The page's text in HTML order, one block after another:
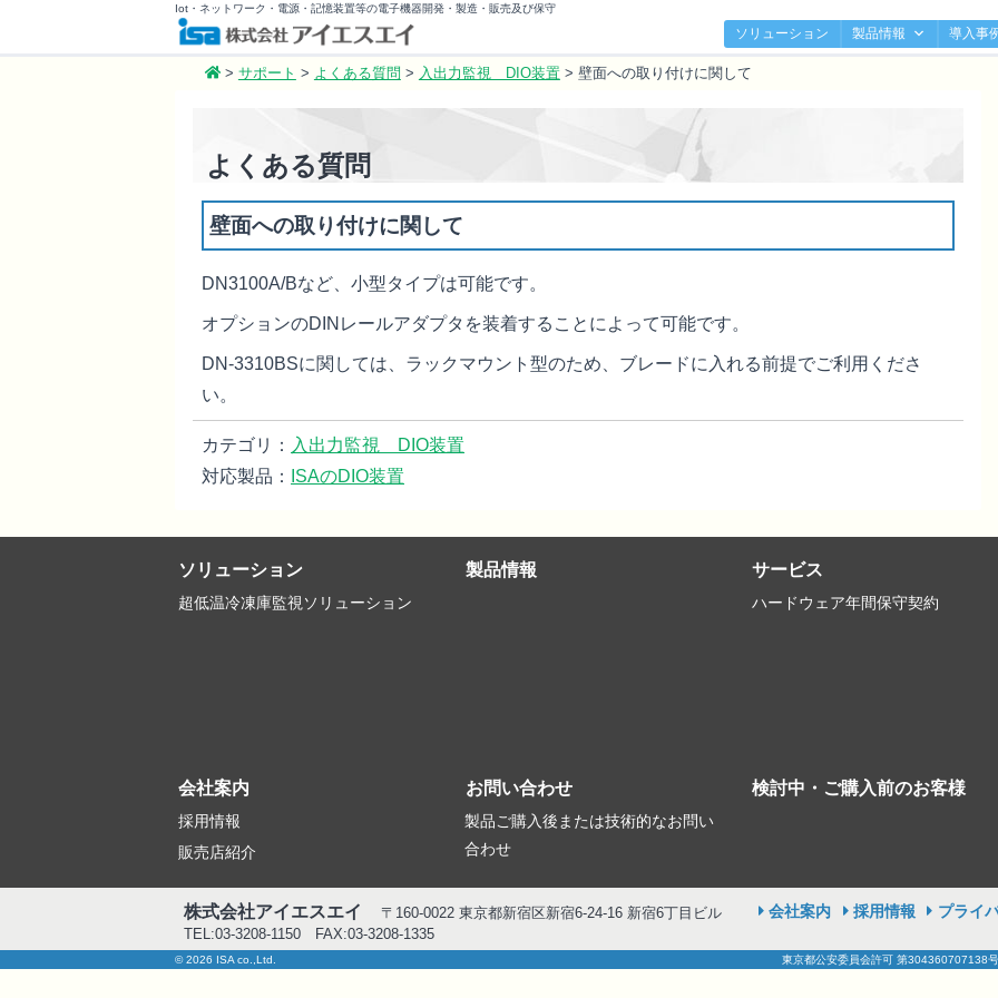
Iot・ネットワーク・電源・記憶装置等の電子機器開発・製造・販売及び保守
ソリューション 製品情報 導入事
> サポート > よくある質問 > 入出力監視 DIO装置> 壁面への取り付けに関して
よくある質問
壁面への取り付けに関して
DN3100A/Bなど、小型タイプは可能です。
オプションのDIN レールアダプタを装着することによって可能です。
DN-3310BSに関しては、ラックマウント型のため、ブレードに入れる前提でご利用くださ
い。
カテゴリ： 入出力監視 DIO装置
対応製品：
ISAのDIO装置
ソリューション
超低温冷凍庫監視ソリューション
製品情報 サービス
ハードウェア年間保守契約
会社案内
採用情報
販売店紹介
お問い合わせ
製品ご購入後または技術的なお問い
合わせ
検討中・ご購入前のお客様
会社案内 採用情報 プライ
株式会社アイエスエイ
〒160-0022 東京都新宿区新宿6-24-16 新宿6丁目ビル
TEL:03-3208-1150 FAX:03-3208-1335
© 2026 ISA co.,Ltd. 東京都公安委員会許可 第304360707138